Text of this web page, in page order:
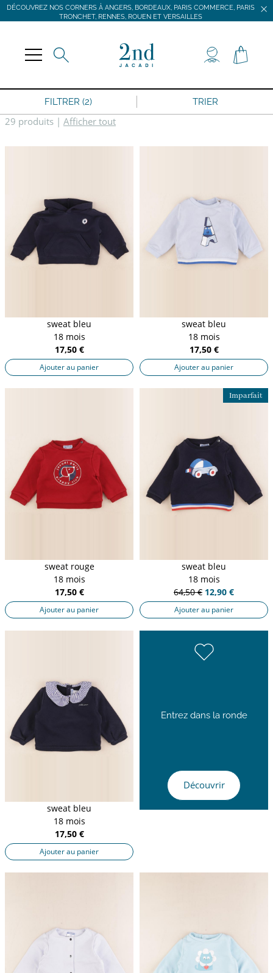
DÉCOUVREZ NOS CORNERS À ANGERS, BORDEAUX, PARIS COMMERCE, PARIS
TRONCHET, RENNES, ROUEN ET VERSAILLES
DÉCOUVREZ NOS CORNERS À ANGERS, BORDEAUX, PARIS COMMERCE, PARIS
TRONCHET, RENNES, ROUEN ET VERSAILLES
FILTRER (2) TRIER
29 produits | Afficher tout
sweat bleu
18 mois
17,50 €
Ajouter au panier
sweat bleu
18 mois
17,50 €
Ajouter au panier
sweat rouge
18 mois
17,50 €
Ajouter au panier
Imparfait
sweat bleu
18 mois
64,50 € 12,90 €
Ajouter au panier
sweat bleu
18 mois
17,50 €
Ajouter au panier
Entrez dans la ronde
Découvrir